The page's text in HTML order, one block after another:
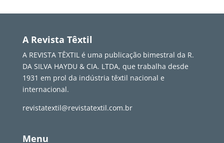
A Revista Têxtil
A REVISTA TÊXTIL é uma publicação bimestral da R.
DA SILVA HAYDU & CIA. LTDA, que trabalha desde
1931 em prol da indústria têxtil nacional e
internacional.
revistatextil@revistatextil.com.br
Menu